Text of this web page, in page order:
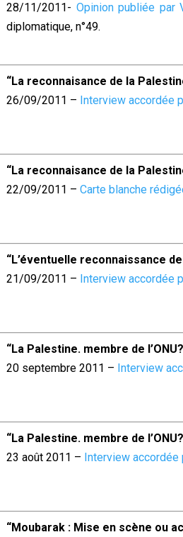
28/11/2011- Opinion publiée par
diplomatique, n°49.
“La reconnaisance de la
26/09/2011 – Interview accordée
“La reconnaisance de la
22/09/2011 –Carte blanche
“L’éventuelle reconnaissance
21/09/2011 – Interview accordée
“La Palestine. membre de
20 septembre 2011 – Interview
“La Palestine. membre de
23 août 2011 – Interview accordée
“Moubarak : Mise en scène ou